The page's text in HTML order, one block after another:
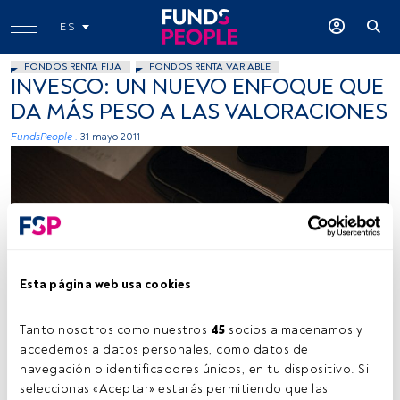
Esta página web usa cookies
Tanto nosotros como nuestros 45 socios almacenamos y
accedemos a datos personales, como datos de
navegación o identificadores únicos, en tu dispositivo. Si
seleccionas «Aceptar» estarás permitiendo que las
ES
FONDOS RENTA FIJA FONDOS RENTA VARIABLE
INVESCO: UN NUEVO ENFOQUE QUE
DA MÁS PESO A LAS VALORACIONES
FundsPeople . 31 mayo 2011
Tiempo lectura: 2 min.